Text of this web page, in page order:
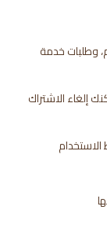
وطلبات خدمة
إلغاء الاشتراك
الاستخدام